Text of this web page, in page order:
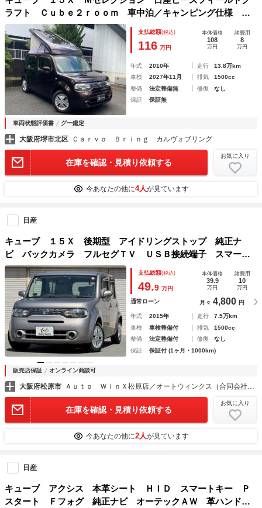
ラフト Ｃｕｂｅ２ｒｏｏｍ 車中泊／キャンピング仕様 ポ
ップアップルーフ バベストＦＦヒーター 走行充電 外部電
源 ＳＤナビ／フルセグＴＶ／Ｂカメラ／ＥＴＣ インテリジ
ェントキー
支払総額(税込)
116 万円
本体価格
108
万円
諸費用
8
万円
年式 2010年 走行
13.8万km
車検
2027年11月 排気
1500cc
整備
法定整備無 修復
なし
保証
保証無
車両状態評価書 グー鑑定
大阪府堺市北区 Ｃａｒｖｏ Ｂｒｉｎｇ カルヴォブリング
在庫を確認・見積り依頼する
お気に入り
今あなたの他に4人が見ています
日産
キューブ １５Ｘ 後期型 アイドリングストップ 純正ナ
ビ バックカメラ フルセグＴＶ ＵＳＢ接続端子 スマート
キー プッシュスタート 前後ドライブレコーダー ＩＳＯＦ
ＩＸ
支払総額(税込)
49.9 万円
本体価格
39.9
万円
諸費用
10
万円
通常ローン 月々 4,800 円
年式 2015年 走行
7.5万km
車検
車検整備付 排気
1500cc
整備
法定整備付 修復
なし
保証
保証付 (1ヶ月・1000km)
販売店保証 オンライン商談可
大阪府松原市
在庫を確認・見積り依頼する
お気に入り
今あなたの他に2人が見ています
日産
キューブ アクシス 本革シート ＨＩＤ スマートキー Ｐ
スタート Ｆフォグ 純正ナビ オーテックＡＷ 革ハンド